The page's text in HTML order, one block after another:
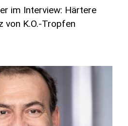
im Interview: Härtere
von K.O.-Tropfen